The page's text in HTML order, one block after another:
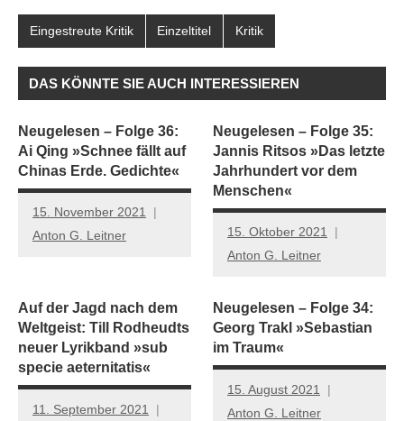
Eingestreute Kritik Einzeltitel Kritik
DAS KÖNNTE SIE AUCH INTERESSIEREN
Neugelesen – Folge 36:
Ai Qing »Schnee fällt auf
Chinas Erde. Gedichte«
15. November 2021
Anton G. Leitner
Neugelesen – Folge 35:
Jannis Ritsos »Das letzte
Jahrhundert vor dem
Menschen«
15. Oktober 2021
Anton G. Leitner
Auf der Jagd nach dem
Weltgeist: Till Rodheudts
neuer Lyrikband »sub
specie aeternitatis«
11. September 2021
Neugelesen – Folge 34:
Georg Trakl »Sebastian
im Traum«
15. August 2021
Anton G. Leitner